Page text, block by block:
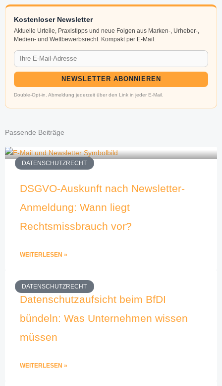
Kostenloser Newsletter
Aktuelle Urteile, Praxistipps und neue Folgen aus Marken-, Urheber-,
Medien- und Wettbewerbsrecht. Kompakt per E-Mail.
NEWSLETTER ABONNIEREN
Double-Opt-in. Abmeldung jederzeit über den Link in jeder E-Mail.
Passende Beiträge
DATENSCHUTZRECHT
DSGVO-Auskunft nach Newsletter-
Anmeldung: Wann liegt
Rechtsmissbrauch vor?
WEITERLESEN »
DATENSCHUTZRECHT
Datenschutzaufsicht beim BfDI
bündeln: Was Unternehmen wissen
müssen
WEITERLESEN »